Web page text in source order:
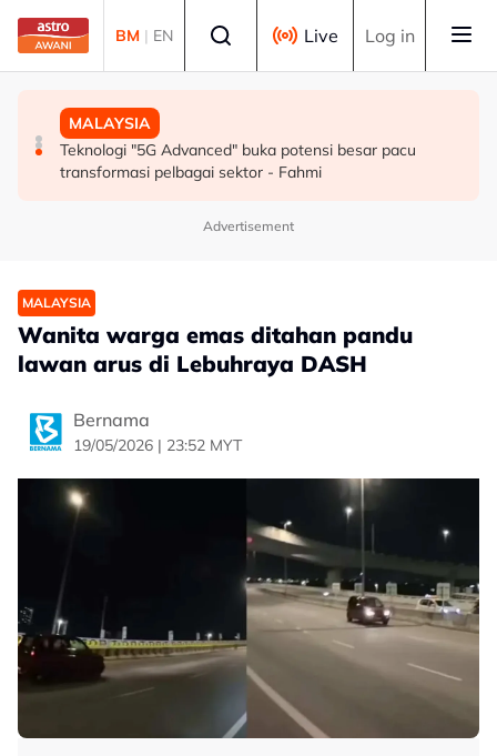
Skip to main content
BM | EN Live Log in
SUKAN
Mohamed Salah sertai Trabzonspor, terima €17 juta
semusim
MALAYSIA
Berita tempatan pilihan sepanjang hari ini
MALAYSIA
Teknologi "5G Advanced" buka potensi besar pacu
transformasi pelbagai sektor - Fahmi
Advertisement
MALAYSIA
Wanita warga emas ditahan pandu
lawan arus di Lebuhraya DASH
Bernama
19/05/2026 | 23:52 MYT